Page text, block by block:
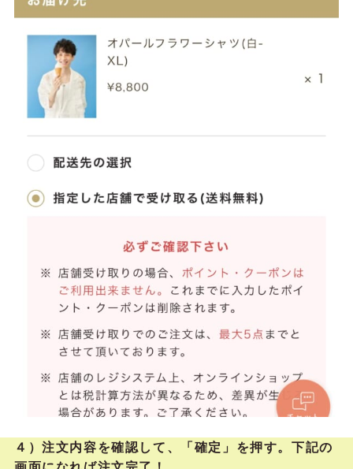
４）注文内容を確認して、「確定」を押す。下記の